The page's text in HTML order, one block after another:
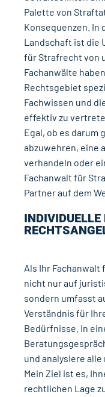
Palette von
Konsequenzen. In
Landschaft ist die
für Strafrecht von
Fachanwälte
Rechtsgebiet
Fachwissen und
effektiv zu
Egal, ob es darum
abzuwehren, eine
verhandeln oder
Fachanwalt für
Partner auf dem
INDIVIDUELLE
Als Ihr
nicht nur auf
sondern umfasst
Verständnis für
Bedürfnisse. In
und analysiere alle
Mein Ziel ist es,
rechtlichen Lage